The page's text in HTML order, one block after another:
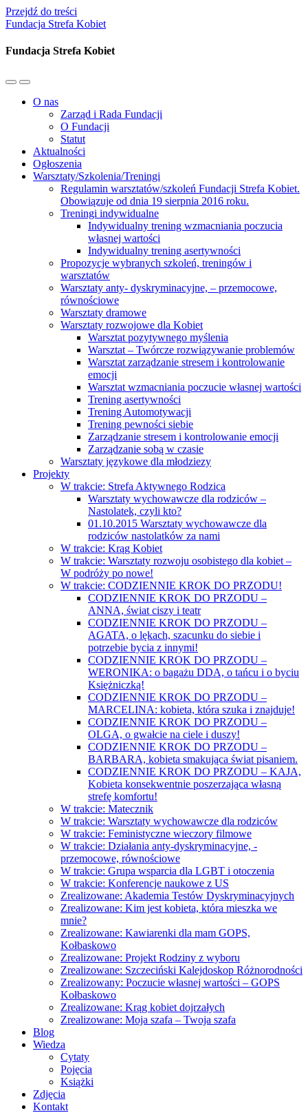
Przejdź do treści
Fundacja Strefa Kobiet
Fundacja Strefa Kobiet
Przełącz
mobilne
Przełącz
pole
wyszukiwania
O nas
Zarząd i Rada Fundacji
O Fundacji
Statut
Aktualności
Ogłoszenia
Warsztaty/Szkolenia/Treningi
Regulamin warsztatów/szkoleń Fundacji Strefa Kobiet.
Obowiązuje od dnia 19 sierpnia 2016 roku.
Treningi indywidualne
Indywidualny trening wzmacniania poczucia
własnej wartości
Indywidualny trening asertywności
Propozycje wybranych szkoleń, treningów i
warsztatów
Warsztaty anty- dyskryminacyjne, – przemocowe,
równościowe
Warsztaty dramowe
Warsztaty rozwojowe dla Kobiet
Warsztat pozytywnego myślenia
Warsztat – Twórcze rozwiązywanie problemów
Warsztat zarządzanie stresem i kontrolowanie
emocji
Warsztat wzmacniania poczucie własnej wartości
Trening asertywności
Trening Automotywacji
Trening pewności siebie
Zarządzanie stresem i kontrolowanie emocji
Zarządzanie sobą w czasie
Warsztaty językowe dla młodziezy
Projekty
W trakcie: Strefa Aktywnego Rodzica
Warsztaty wychowawcze dla rodziców –
Nastolatek, czyli kto?
01.10.2015 Warsztaty wychowawcze dla
rodziców nastolatków za nami
W trakcie: Krąg Kobiet
W trakcie: Warsztaty rozwoju osobistego dla kobiet –
W podróży po nowe!
W trakcie: CODZIENNIE KROK DO PRZODU!
CODZIENNIE KROK DO PRZODU –
ANNA, świat ciszy i teatr
CODZIENNIE KROK DO PRZODU –
AGATA, o lękach, szacunku do siebie i
potrzebie bycia z innymi!
CODZIENNIE KROK DO PRZODU –
WERONIKA: o bagażu DDA, o tańcu i o byciu
Księżniczką!
CODZIENNIE KROK DO PRZODU –
MARCELINA: kobieta, która szuka i znajduje!
CODZIENNIE KROK DO PRZODU –
OLGA, o gwałcie na ciele i duszy!
CODZIENNIE KROK DO PRZODU –
BARBARA, kobieta smakująca świat pisaniem.
CODZIENNIE KROK DO PRZODU – KAJA,
Kobieta konsekwentnie poszerzająca własną
strefę komfortu!
W trakcie: Matecznik
W trakcie: Warsztaty wychowawcze dla rodziców
W trakcie: Feministyczne wieczory filmowe
W trakcie: Działania anty-dyskryminacyjne, -
przemocowe, równościowe
W trakcie: Grupa wsparcia dla LGBT i otoczenia
W trakcie: Konferencje naukowe z US
Zrealizowane: Akademia Testów Dyskryminacyjnych
Zrealizowane: Kim jest kobieta, która mieszka we
mnie?
Zrealizowane: Kawiarenki dla mam GOPS,
Kołbaskowo
Zrealizowane: Projekt Rodziny z wyboru
Zrealizowane: Szczeciński Kalejdoskop Różnorodności
Zrealizowany: Poczucie własnej wartości – GOPS
Kołbaskowo
Zrealizowane: Krąg kobiet dojrzałych
Zrealizowane: Moja szafa – Twoja szafa
Blog
Wiedza
Cytaty
Pojęcia
Książki
Zdjęcia
Kontakt